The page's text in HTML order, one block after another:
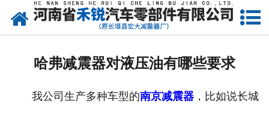
网站首页
哈弗减震器对液压油有哪些要求
我公司生产多种车型的南京减震器，比如说长城